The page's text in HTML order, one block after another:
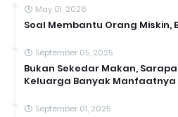
May 01, 2026
Soal Membantu Orang Miskin,
September 05, 2025
Bukan Sekedar Makan,
Keluarga Banyak Manfaatnya
September 01, 2025